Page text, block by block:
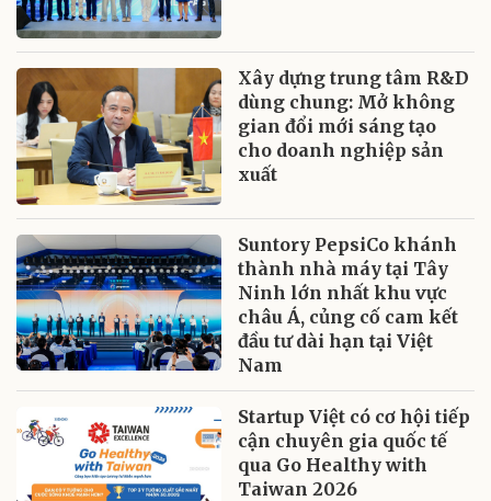
Xây dựng trung tâm R&D
dùng chung: Mở không
gian đổi mới sáng tạo
cho doanh nghiệp sản
xuất
Suntory PepsiCo khánh
thành nhà máy tại Tây
Ninh lớn nhất khu vực
châu Á, củng cố cam kết
đầu tư dài hạn tại Việt
Nam
Startup Việt có cơ hội tiếp
cận chuyên gia quốc tế
qua Go Healthy with
Taiwan 2026